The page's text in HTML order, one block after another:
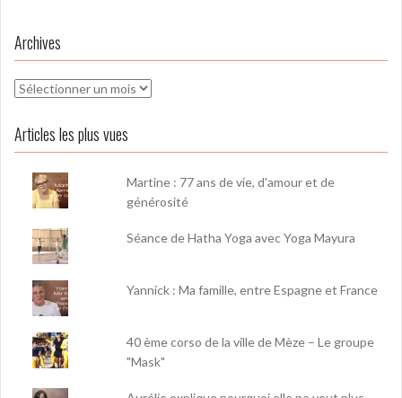
Archives
Archives
Articles les plus vues
Martine : 77 ans de vie, d'amour et de
générosité
Séance de Hatha Yoga avec Yoga Mayura
Yannick : Ma famille, entre Espagne et France
40 ème corso de la ville de Mèze – Le groupe
"Mask"